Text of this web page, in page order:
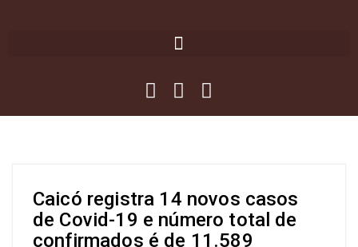
Caicó registra 14 novos casos
de Covid-19 e número total de
confirmados é de 11.589